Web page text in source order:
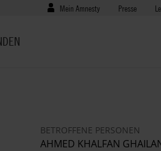
Benutzermenü
Mein Amnesty Presse
Presse
BETROFFENE PERSONEN
AHMED KHALFAN